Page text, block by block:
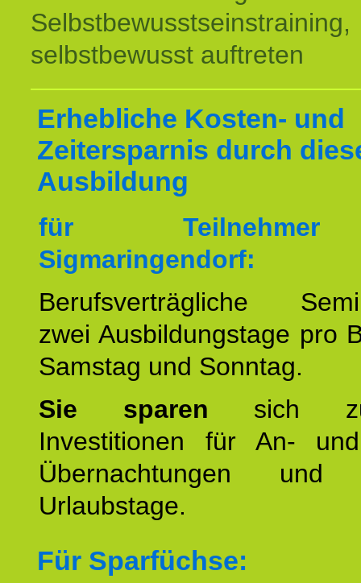
Selbstbewusstseinstraining,
selbstbewusst auftreten
Erhebliche Kosten- und
Zeitersparnis durch
Ausbildung
für
Sigmaringendorf:
Berufsverträgliche
zwei Ausbildungstage pro
Samstag und Sonntag.
Sie sparen sich
Investitionen für An-
Übernachtungen und
Urlaubstage.
Für Sparfüchse: